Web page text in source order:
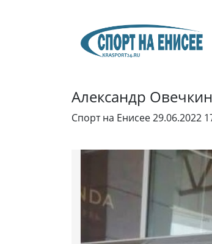
Александр
Спорт на Енисее29.06.2022